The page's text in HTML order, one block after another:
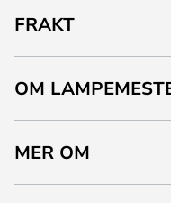
FRAKT
OM
MER OM